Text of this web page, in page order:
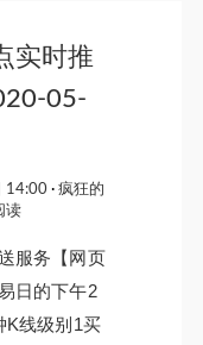
实时推
05-
14:00
疯狂的
读
服务【网页
日的下午2
K线级别1买